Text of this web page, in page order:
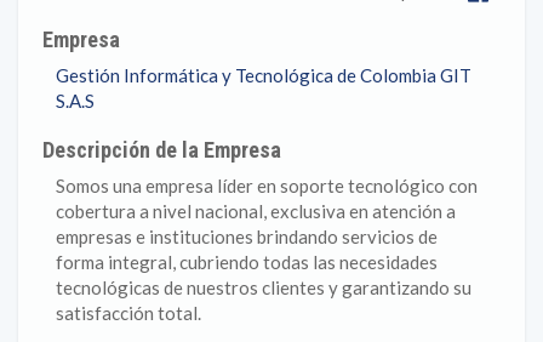
Empresa
Gestión Informática y Tecnológica de Colombia GIT
S.A.S
Descripción de la Empresa
Somos una empresa líder en soporte tecnológico con
cobertura a nivel nacional, exclusiva en atención a
empresas e instituciones brindando servicios de
forma integral, cubriendo todas las necesidades
tecnológicas de nuestros clientes y garantizando su
satisfacción total.